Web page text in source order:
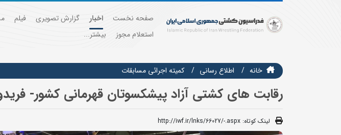
صفحه نخست اخبار گزارش تصویری فیلم
استعلام مجوز
بیشتر...
خانه اطلاع رسانی كميته اجرائي مسابقات
رقابت های کشتی آزاد پیشکسوتان قهرمانی کشور-
لینک کوتاه: http://iwf.ir/lnks/66027/-.aspx